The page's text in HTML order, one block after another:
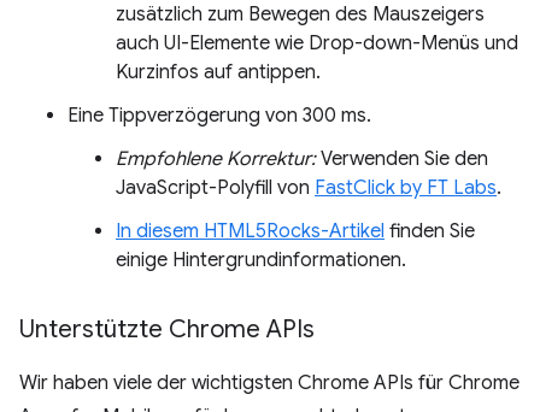
zusätzlich zum Bewegen des Mauszeigers
auch UI-Elemente wie Drop-down-Menüs und
Kurzinfos auf antippen.
Eine Tippverzögerung von 300 ms.
Empfohlene Korrektur:Verwenden Sie den
JavaScript-Polyfill von FastClick by FT Labs.
In diesem HTML5Rocks-Artikel finden Sie
einige Hintergrundinformationen.
Unterstützte Chrome APIs
Wir haben viele der wichtigsten Chrome APIs für Chrome